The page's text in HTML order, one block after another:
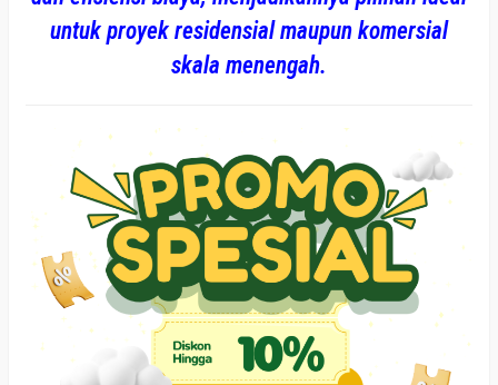
untuk proyek residensial maupun komersial
skala menengah.